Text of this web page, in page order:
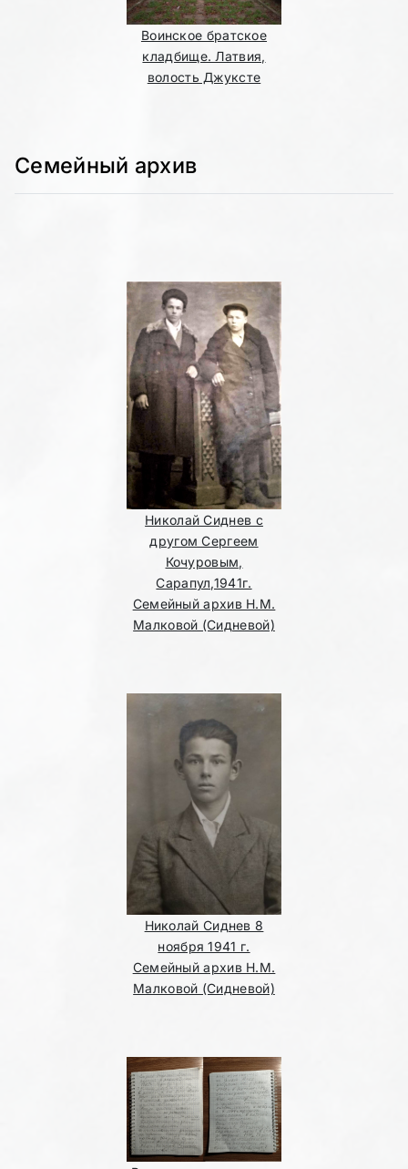
Воинское братское
кладбище. Латвия,
волость Джуксте
Семейный архив
Николай Сиднев с
другом Сергеем
Кочуровым,
Сарапул,1941г.
Семейный архив Н.М.
Малковой (Сидневой)
Николай Сиднев 8
ноября 1941 г.
Семейный архив Н.М.
Малковой (Сидневой)